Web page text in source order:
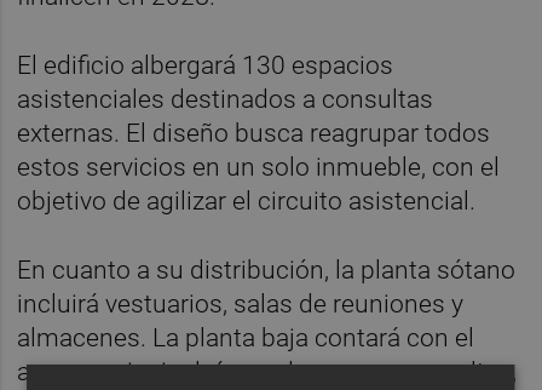
El edificio albergará 130 espacios
asistenciales destinados a consultas
externas. El diseño busca reagrupar todos
estos servicios en un solo inmueble, con el
objetivo de agilizar el circuito asistencial.
En cuanto a su distribución, la planta sótano
incluirá vestuarios, salas de reuniones y
almacenes. La planta baja contará con el
acceso principal, áreas de espera, consultas,